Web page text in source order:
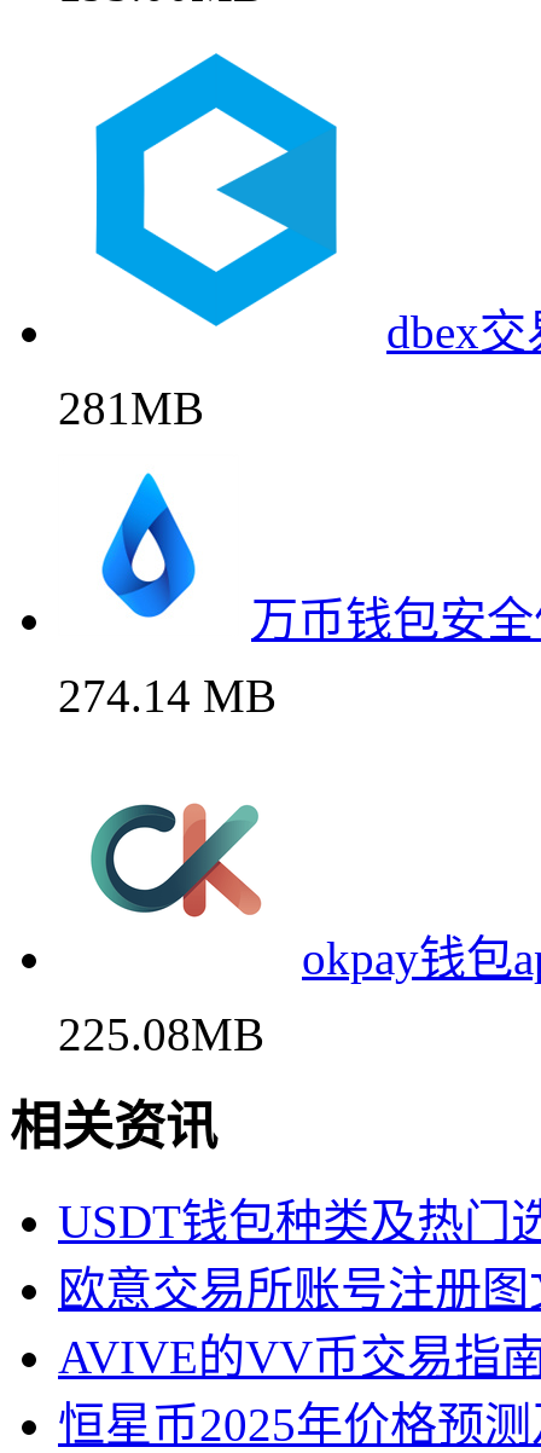
dbex
281MB
万币钱包安
274.14 MB
okpay钱包
225.08MB
相关资讯
USDT钱包种类及热门
欧意交易所账号注册
AVIVE的VV币交易指
恒星币2025年价格预